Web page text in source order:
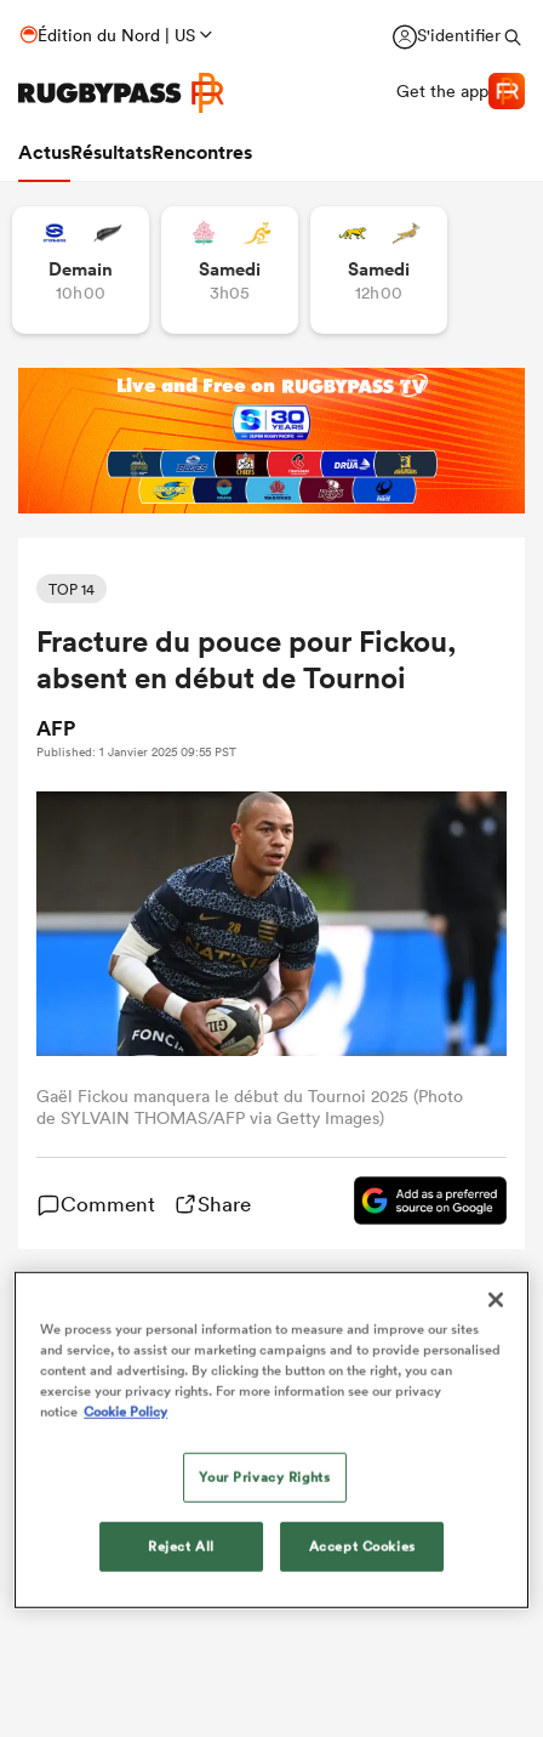
Édition du Nord | US S'identifier
Get the app
ActusRésultatsRencontres
Demain
10h00
Samedi
3h05
Samedi
12h00
TOP 14
Fracture du pouce pour Fickou,
absent en début de Tournoi
AFP
Published: 1 Janvier 2025 09:55 PST
Gaël Fickou manquera le début du Tournoi 2025 (Photo
de SYLVAIN THOMAS/AFP via Getty Images)
Comment Share
Victime d’une fracture du pouce gauche le week-end
dernier, le centre duRacing 92et des Bleus Gaël
Fickou manquera les débuts du Tournoi desSix
Nationsavec le XV de France, a indiqué son club
mardi.
We process your personal information to measure and improve our sites
and service, to assist our marketing campaigns and to provide personalised
content and advertising. By clicking the button on the right, you can
exercise your privacy rights. For more information see our privacy
notice Cookie Policy
Your Privacy Rights
Reject All Accept Cookies